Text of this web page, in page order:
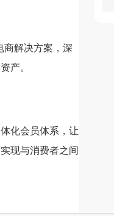
商解决方案，深
产。
化会员体系，让
现与消费者之间